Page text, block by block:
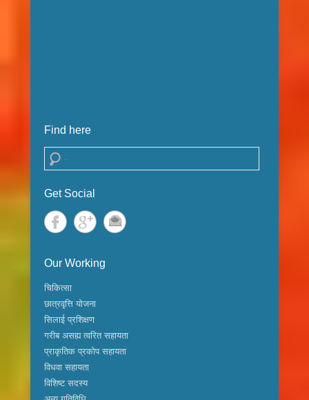
Find here
Search
Get Social
Our Working
चिकित्सा
छात्रवृत्ति योजना
सिलाई प्रशिक्षण
गरीब असह्य त्वरित सहायता
प्राकृतिक प्रकोप सहायता
विधवा सहायता
विशिष्ट सदस्य